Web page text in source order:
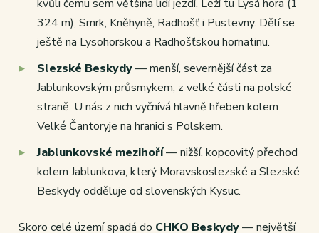
kvůli čemu sem většina lidí jezdí. Leží tu Lysá hora (1
324 m), Smrk, Kněhyně, Radhošť i Pustevny. Dělí se
ještě na Lysohorskou a Radhošťskou hornatinu.
Slezské Beskydy— menší, severnější část za
Jablunkovským průsmykem, z velké části na polské
straně. U nás z nich vyčnívá hlavně hřeben kolem
Velké Čantoryje na hranici s Polskem.
Jablunkovské mezihoří— nižší, kopcovitý přechod
kolem Jablunkova, který Moravskoslezské a Slezské
Beskydy odděluje od slovenských Kysuc.
Skoro celé území spadá do CHKO Beskydy— největší